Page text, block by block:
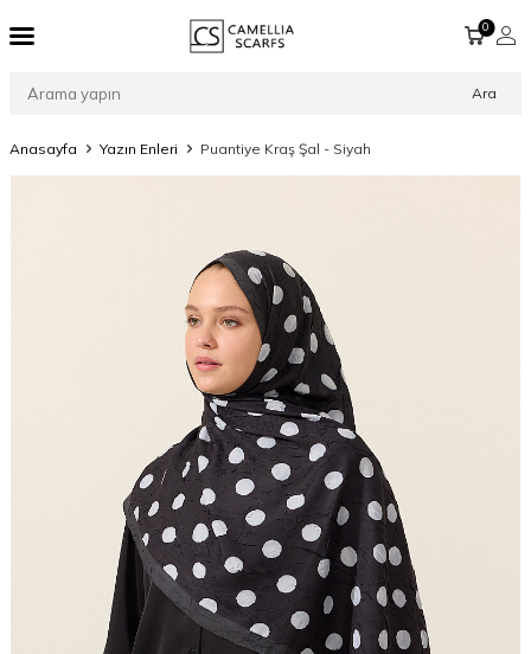
Ara
0
Anasayfa Yazın Enleri Puantiye Kraş Şal - Siyah